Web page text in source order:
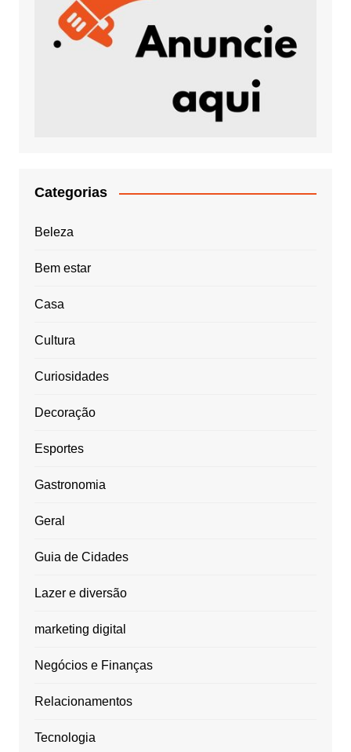
Categorias
Beleza
Bem estar
Casa
Cultura
Curiosidades
Decoração
Esportes
Gastronomia
Geral
Guia de Cidades
Lazer e diversão
marketing digital
Negócios e Finanças
Relacionamentos
Tecnologia